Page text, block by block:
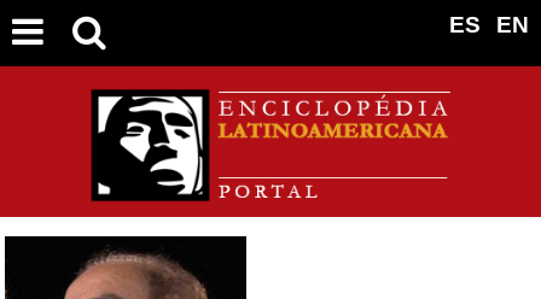
EN
ES